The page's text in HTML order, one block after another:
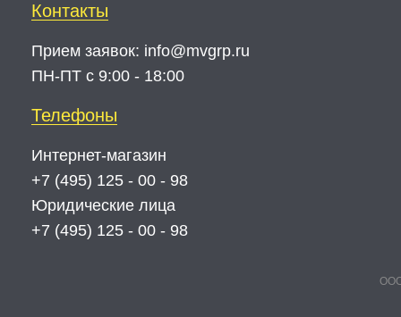
Контакты
Прием заявок: info@mvgrp.ru
ПН-ПТ с 9:00 - 18:00
Телефоны
Интернет-магазин
+7 (495) 125 - 00 - 98
Юридические лица
+7 (495) 125 - 00 - 98
ООО